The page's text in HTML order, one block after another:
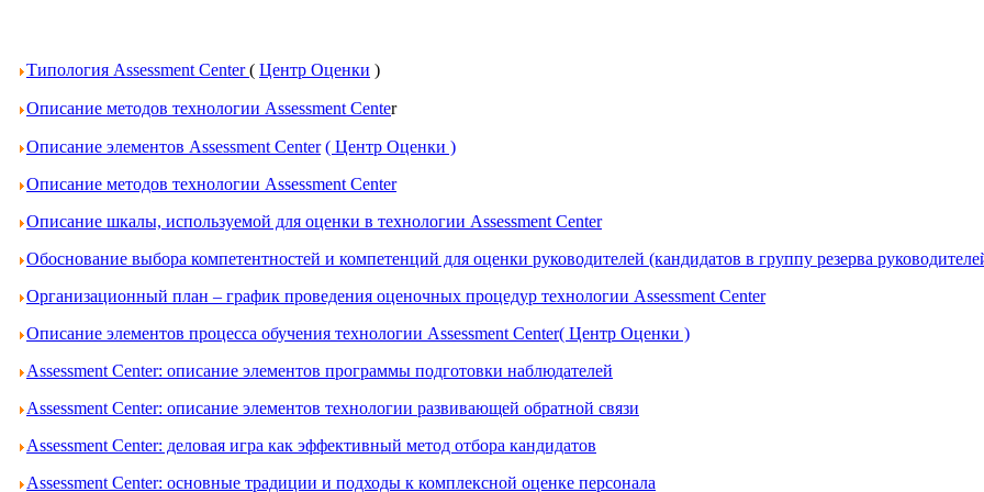
Типология Assessment Center( Центр Оценки )
Описание методов технологии Assessment Center
Описание элементов Assessment Center ( Центр Оценки )
Описание методов технологии Assessment Center
Описание шкалы, используемой для оценки в технологии Assessment Center
Обоснование выбора компетентностей и компетенций для оценки руководителей (кандидатов в группу резерва
Организационный план – график проведения оценочных процедур технологии Assessment Center
Описание элементов процесса обучения технологии Assessment Center( Центр Оценки )
Assessment Center: описание элементов программы подготовки наблюдателей
Assessment Center: описание элементов технологии развивающей обратной связи
Assessment Center: деловая игра как эффективный метод отбора кандидатов
Assessment Center: основные традиции и подходы к комплексной оценке персонала